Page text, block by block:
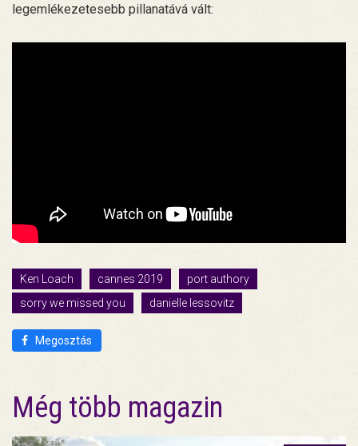
legemlékezetesebb pillanatává vált:
Ken Loach cannes 2019
port authory
sorry we missed you
danielle lessovitz
Megosztás
Még több magazin